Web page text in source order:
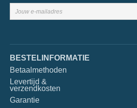
BESTELINFORMATIE
Betaalmethoden
Levertijd &
verzendkosten
Garantie